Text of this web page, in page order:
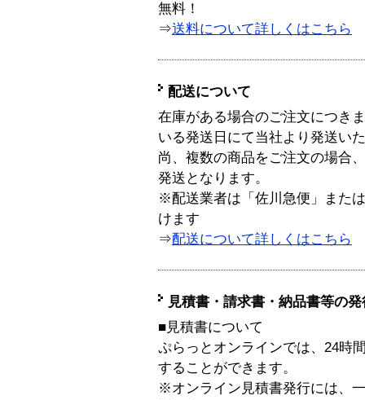
無料！
⇒送料について詳しくはこちら
配送について
在庫がある場合のご注文につき
いる発送日にて当社より発送い
尚、複数の商品をご注文の場合
発送となります。
※配送業者は「佐川急便」また
けます
⇒配送について詳しくはこちら
見積書・請求書・納品書等の
■見積書について
ぷらっとオンラインでは、24時
することができます。
※オンライン見積書発行には、